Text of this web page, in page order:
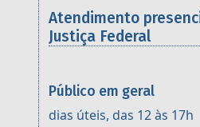
Atendimento
Justiça Federal
Público em geral
dias úteis, das 12 às 17h